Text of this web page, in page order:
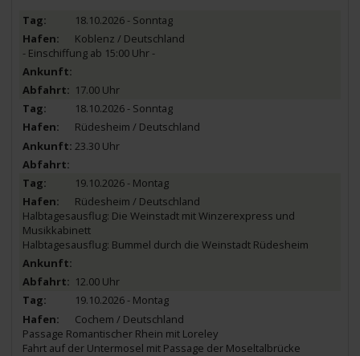
18.10.2026 - Sonntag
Koblenz / Deutschland
- Einschiffung ab 15:00 Uhr -
17.00 Uhr
18.10.2026 - Sonntag
Rüdesheim / Deutschland
23.30 Uhr
19.10.2026 - Montag
Rüdesheim / Deutschland
Halbtagesausflug: Die Weinstadt mit Winzerexpress und
Musikkabinett
Halbtagesausflug: Bummel durch die Weinstadt Rüdesheim
12.00 Uhr
19.10.2026 - Montag
Cochem / Deutschland
Passage Romantischer Rhein mit Loreley
Fahrt auf der Untermosel mit Passage der Moseltalbrücke